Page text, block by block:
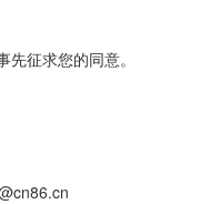
征求您的同意。